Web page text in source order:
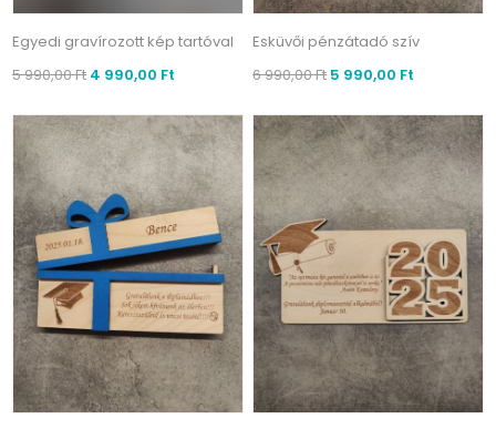
Egyedi gravírozott kép tartóval
5 990,00 Ft 4 990,00 Ft
Esküvői pénzátadó szív
6 990,00 Ft5 990,00 Ft